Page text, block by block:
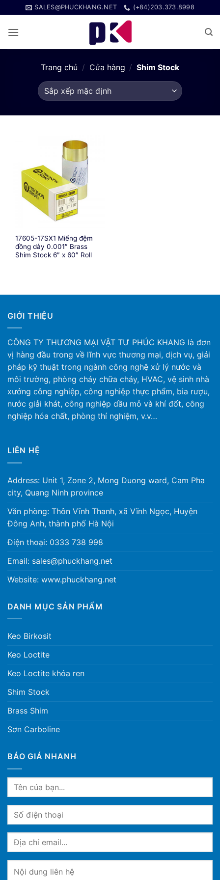
qua
nội
SALES@PHUCKHANG.NET (+84)203.373.8998
Trang chủ / Cửa hàng / Shim Stock
17605-17SX1 Miếng đệm
đồng dày 0.001″ Brass
Shim Stock 6″ x 60″ Roll
GIỚI THIỆU
CÔNG TY THƯƠNG MẠI VẬT TƯ PHÚC KHANG là đơn
vị hàng đầu trong về lĩnh vực thương mại, dịch vụ, giải
pháp kỹ thuật trong ngành công nghệ xử lý nước và
môi trường, phòng cháy chữa cháy, HVAC, vệ sinh nhà
xưởng công nghiệp, công nghiệp thực phẩm, bia rượu,
nước giải khát, công nghiệp dầu mỏ và khí đốt, công
nghiệp hóa chất, phòng thí nghiệm, v.v…
LIÊN HỆ
Address: Unit 1, Zone 2, Mong Duong ward, Cam Pha
city, Quang Ninh province
Văn phòng: Thôn Vĩnh Thanh, xã Vĩnh Ngọc, Huyện
Đông Anh, thành phố Hà Nội
Điện thoại: 0333 738 998
Email: sales@phuckhang.net
Website: www.phuckhang.net
DANH MỤC SẢN PHẨM
Keo Birkosit
Keo Loctite
Keo Loctite khóa ren
Shim Stock
Brass Shim
Sơn Carboline
BÁO GIÁ NHANH